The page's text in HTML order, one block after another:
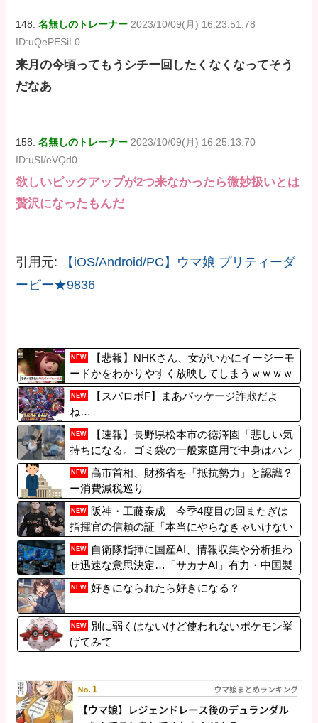
148:名無しのトレーナー 2023/10/09(月) 16:23:51.78
ID:uQePESiL0
来月の今頃ってもうシチー回したくなくなってそう
だなあ
158:名無しのトレーナー 2023/10/09(月) 16:25:13.70
ID:uSI/eVQd0
欲しいピックアップが2つ来なかったら微妙扱いとは
贅沢になったもんだ
引用元:
【iOS/Android/PC】ウマ娘 プリティーダ
ービー★9836
NEW
【悲報】NHKさん、女がいかにイージーモ
ードかをわかりやすく放映してしまうｗｗｗｗ
ｗｗ
NEW
【スパロボF】まあパッケージ詐欺だよ
ね…
NEW
【速報】長野県松本市の徳澤園「悲しい気
持ちになる。ゴミ袋の一般家庭用で中身はハン
グル表記商品『生肉やキムチまで』」
NEW 高市首相、財務省を「抵抗勢力」と認識？
ー消費減税巡り
NEW
阪神・工藤泰成 今季4度目の回またぎは
指揮官の信頼の証「本当にやらなきゃいけない
なと」
NEW
自衛隊指揮に国産AI、情報収集や分析担わ
せ迅速な意思決定…「サカナAI」有力・中国製
排除！
NEW 好きになられたら好きになる？
NEW
別に弱くはないけど使われないポケモン挙
げてみて